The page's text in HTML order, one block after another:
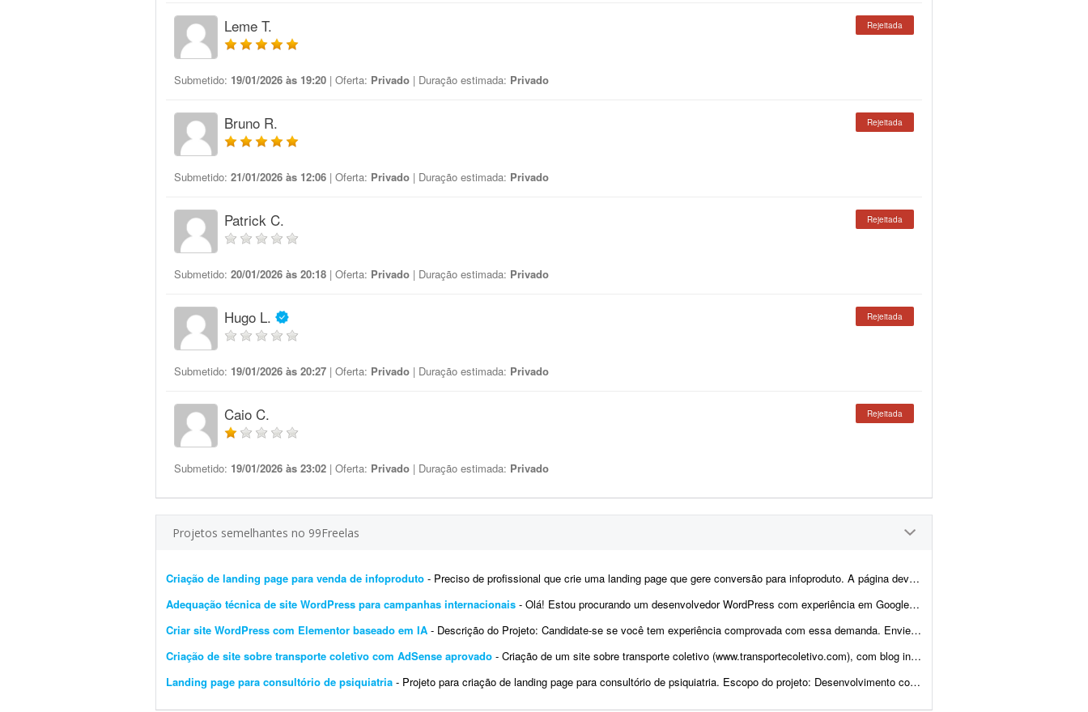
Leme T. Rejeitada
Submetido: 19/01/2026 às 19:20 | Oferta: Privado | Duração estimada: Privado
Bruno R. Rejeitada
Submetido: 21/01/2026 às 12:06 | Oferta: Privado | Duração estimada: Privado
Patrick C. Rejeitada
Submetido: 20/01/2026 às 20:18 | Oferta: Privado | Duração estimada: Privado
Hugo L. Rejeitada
Submetido: 19/01/2026 às 20:27 | Oferta: Privado | Duração estimada: Privado
Caio C. Rejeitada
Submetido: 19/01/2026 às 23:02 | Oferta: Privado | Duração estimada: Privado
Projetos semelhantes no 99Freelas
Criação de landing page para venda de infoproduto - Preciso de profissional que crie uma landing page que gere conversão para infoproduto. A página deve ter conteúdo e layout focados em vendas, com elementos que incentivem a con...
Adequação técnica de site WordPress para campanhas internacionais - Olá! Estou procurando um desenvolvedor WordPress com experiência em Google Tag Manager, Google Analytics 4 e Google Consent Mode v2 para realizar adequações técni...
Criar site WordPress com Elementor baseado em IA - Descrição do Projeto: Candidate-se se você tem experiência comprovada com essa demanda. Envie junto à proposta sites que fez com Elementor, incluindo wireframes/ar...
Criação de site sobre transporte coletivo com AdSense aprovado - Criação de um site sobre transporte coletivo (www.transportecoletivo.com), com blog integrado para que eu possa abastecê-lo periodicamente com conteúdo. O site dever&aac...
Landing page para consultório de psiquiatria - Projeto para criação de landing page para consultório de psiquiatria. Escopo do projeto: Desenvolvimento completo da landing page. Design moderno, limpo e com foco em convers&...